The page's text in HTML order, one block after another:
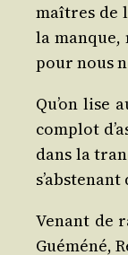
maîtres de
la manque,
pour nous
Qu’on lise
com­plot
dans la
Venant de
Gué­mé­né,